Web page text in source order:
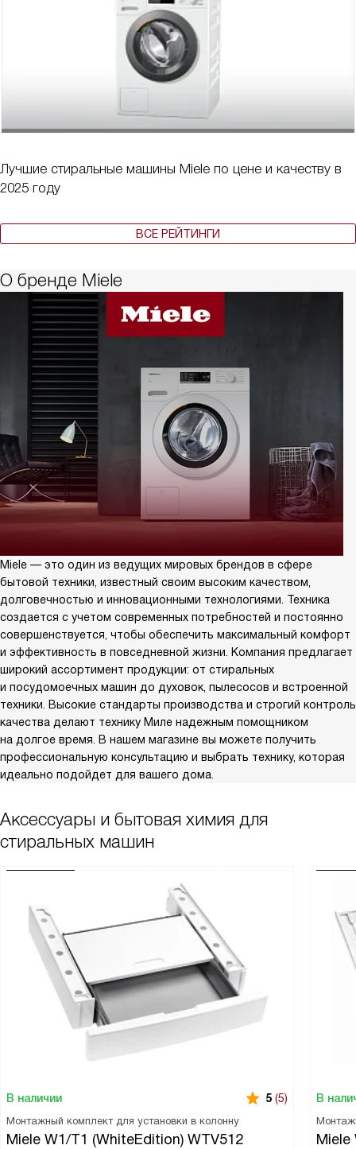
Лучшие стиральные машины Miele по цене и качеству в
2025 году
ВСЕ РЕЙТИНГИ
О бренде Miele
Miele — это один из ведущих мировых брендов в сфере
бытовой техники, известный своим высоким качеством,
долговечностью и инновационными технологиями. Техника
создается с учетом современных потребностей и постоянно
совершенствуется, чтобы обеспечить максимальный комфорт
и эффективность в повседневной жизни. Компания предлагает
широкий ассортимент продукции: от стиральных
и посудомоечных машин до духовок, пылесосов и встроенной
техники. Высокие стандарты производства и строгий контроль
качества делают технику Миле надежным помощником
на долгое время. В нашем магазине вы можете получить
профессиональную консультацию и выбрать технику, которая
идеально подойдет для вашего дома.
Аксессуары и бытовая химия для
стиральных машин
В наличии 5 (5)
Монтажный комплект для установки в колонну
Miele W1/T1 (WhiteEdition) WTV512
В
Miele